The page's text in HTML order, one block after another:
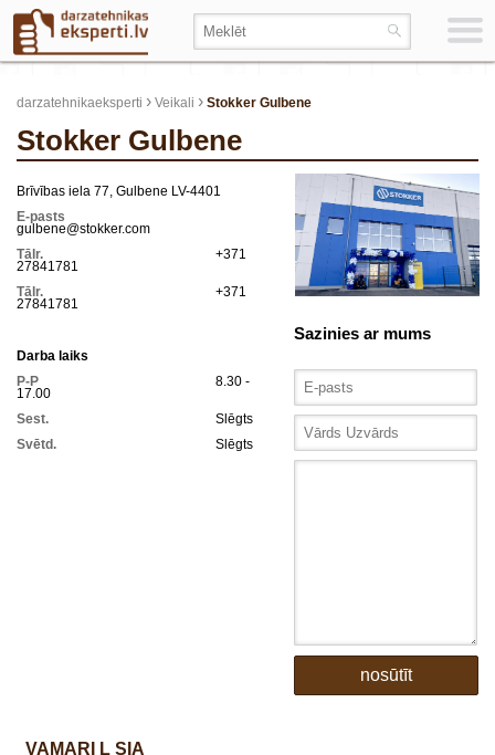
darzatehnikaeksperti › Veikali › Stokker Gulbene
Stokker Gulbene
Brīvības iela 77, Gulbene LV-4401
E-pasts
gulbene@stokker.com
Tālr.
+371
27841781
Tālr.
+371
27841781
Darba laiks
P-P
8.30 -
17.00
Sest.
Slēgts
Svētd.
Slēgts
Sazinies ar mums
VAMARI L SIA